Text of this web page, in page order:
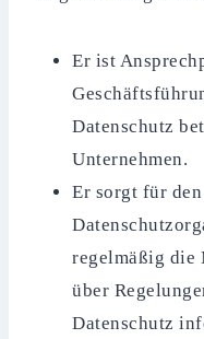
Er ist
Datenschutz
Unternehmen.
Er sorgt für
regelmäßig die
über
Datenschutz